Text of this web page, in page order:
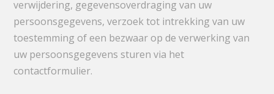
verwijdering, gegevensoverdraging van uw
persoonsgegevens, verzoek tot intrekking van uw
toestemming of een bezwaar op de verwerking van
uw persoonsgegevens sturen via het
contactformulier.